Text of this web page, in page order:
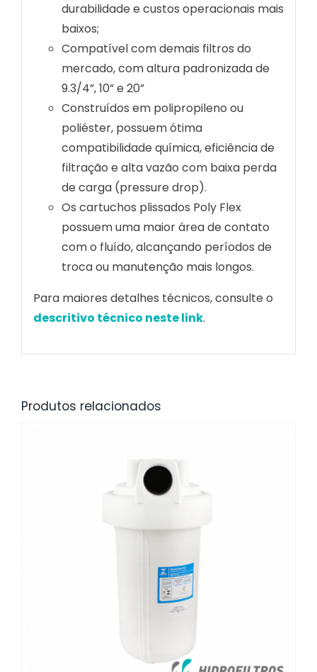
durabilidade e custos operacionais mais
baixos;
Compatível com demais filtros do
mercado, com altura padronizada de
9.3/4”, 10” e 20”
Construídos em polipropileno ou
poliéster, possuem ótima
compatibilidade química, eficiência de
filtração e alta vazão com baixa perda
de carga (pressure drop).
Os cartuchos plissados Poly Flex
possuem uma maior área de contato
com o fluído, alcançando períodos de
troca ou manutenção mais longos.
Para maiores detalhes técnicos, consulte o
descritivo técnico neste link.
Produtos relacionados